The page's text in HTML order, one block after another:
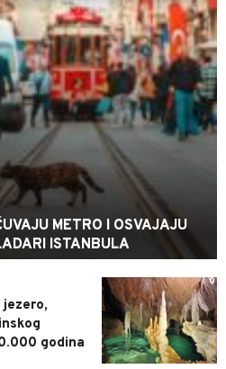
METRO I OSVAJAJU
ISTANBULA
0
jezero,
godina